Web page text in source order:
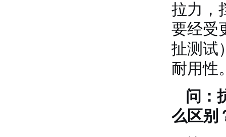
拉力，
要经受
扯测试
耐用性
问：
么区别